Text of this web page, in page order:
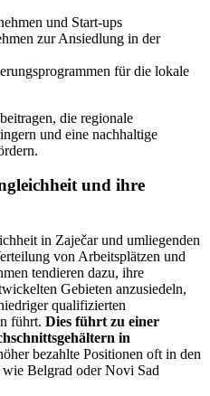
und Start-ups
zur Ansiedlung in der
für die lokale
die regionale
und eine nachhaltige
und ihre
in Zaječar und umliegenden
von Arbeitsplätzen und
tendieren dazu, ihre
Gebieten anzusiedeln,
qualifizierten
führt. Dies führt zu einer
in
bezahlte Positionen oft in den
Belgrad oder Novi Sad